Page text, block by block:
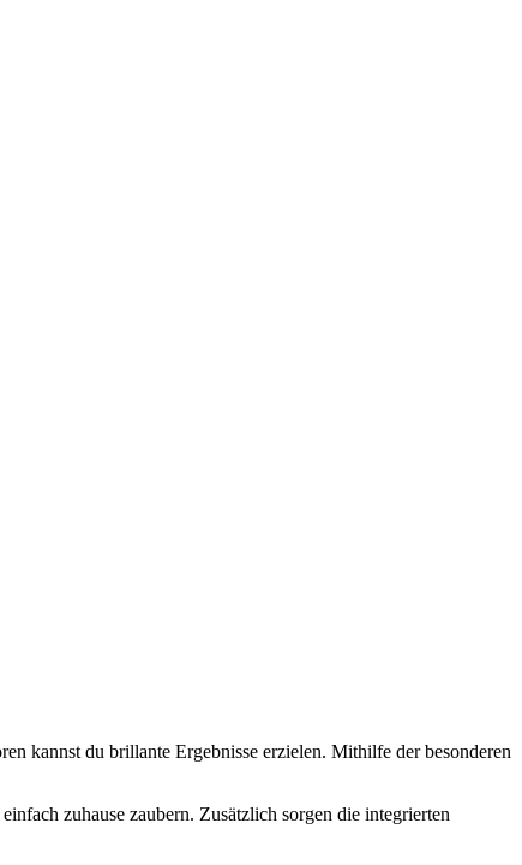
kannst du brillante Ergebnisse erzielen. Mithilfe der besonderen
zuhause zaubern. Zusätzlich sorgen die integrierten